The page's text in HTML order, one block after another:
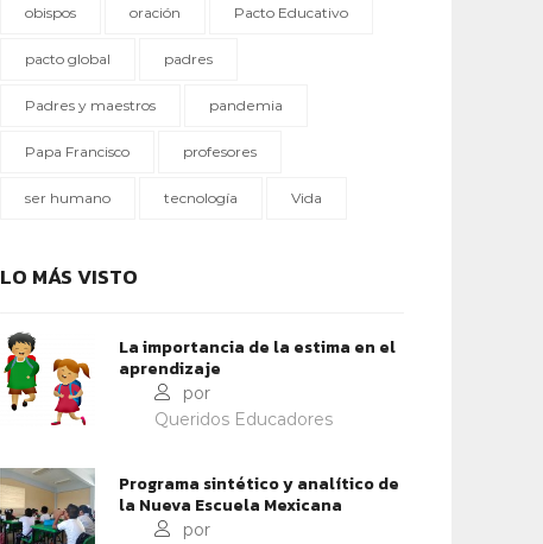
obispos oración Pacto Educativo
pacto global padres
Padres y maestros pandemia
Papa Francisco profesores
ser humano tecnología Vida
LO MÁS VISTO
La importancia de la estima en el
aprendizaje
por
Queridos Educadores
Programa sintético y analítico de
la Nueva Escuela Mexicana
por